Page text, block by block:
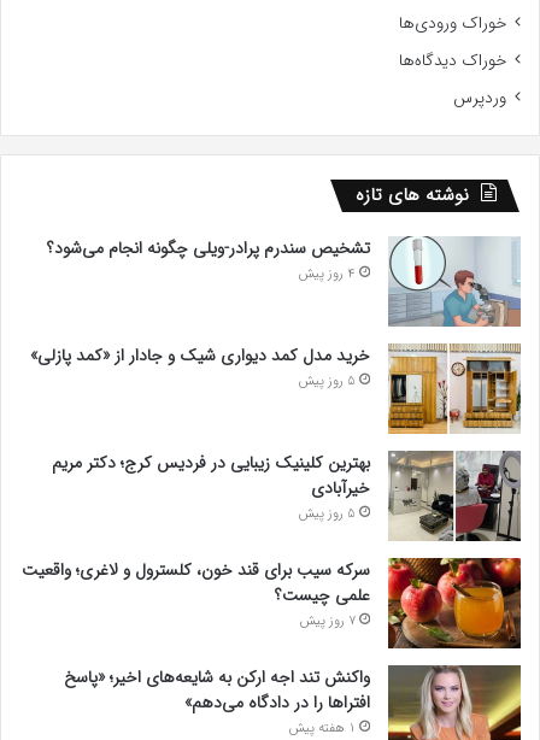
خوراک ورودی‌ها
خوراک دیدگاه‌ها
وردپرس
نوشته های تازه
تشخیص سندرم پرادر-ویلی چگونه انجام می‌شود؟
4 روز پیش
خرید مدل کمد دیواری شیک و جادار از «کمد پازلی»
5 روز پیش
بهترین کلینیک زیبایی در فردیس کرج؛ دکتر مریم
خیرآبادی
5 روز پیش
سرکه سیب برای قند خون، کلسترول و لاغری؛ واقعیت
علمی چیست؟
7 روز پیش
واکنش تند اجه ارکن به شایعه‌های اخیر؛ «پاسخ
افتراها را در دادگاه می‌دهم»
1 هفته پیش